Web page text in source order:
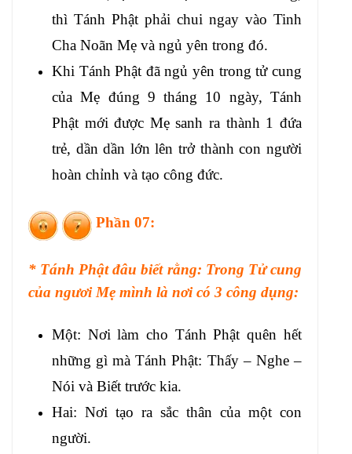
thì Tánh Phật phải chui ngay vào Tinh
Cha Noãn Mẹ và ngủ yên trong đó.
Khi Tánh Phật đã ngủ yên trong tử cung
của Mẹ đúng 9 tháng 10 ngày, Tánh
Phật mới được Mẹ sanh ra thành 1 đứa
trẻ, dần dần lớn lên trở thành con người
hoàn chỉnh và tạo công đức.
Phần 07:
* Tánh Phật đâu biết rằng: Trong Tử cung
của ngươi Mẹ mình là nơi có 3 công dụng:
Một: Nơi làm cho Tánh Phật quên hết
những gì mà Tánh Phật: Thấy – Nghe –
Nói và Biết trước kia.
Hai: Nơi tạo ra sắc thân của một con
người.